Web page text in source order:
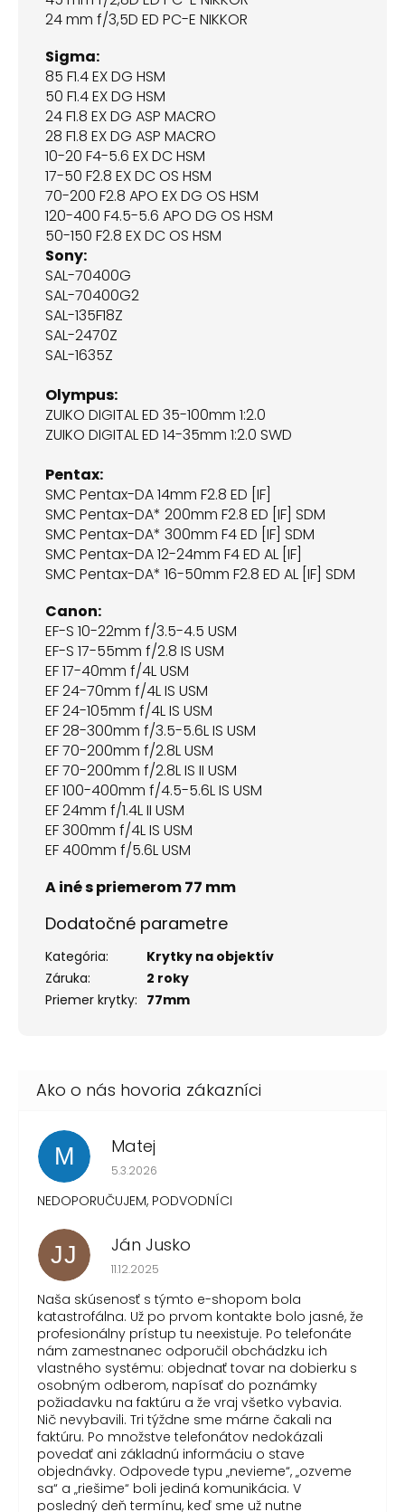
24 mm f/3,5D ED PC-E NIKKOR
Sigma:
85 F1.4 EX DG HSM
50 F1.4 EX DG HSM
24 F1.8 EX DG ASP MACRO
28 F1.8 EX DG ASP MACRO
10-20 F4-5.6 EX DC HSM
17-50 F2.8 EX DC OS HSM
70-200 F2.8 APO EX DG OS HSM
120-400 F4.5-5.6 APO DG OS HSM
50-150 F2.8 EX DC OS HSM
Sony:
SAL-70400G
SAL-70400G2
SAL-135F18Z
SAL-2470Z
SAL-1635Z
Olympus:
ZUIKO DIGITAL ED 35-100mm 1:2.0
ZUIKO DIGITAL ED 14-35mm 1:2.0 SWD
Pentax:
SMC Pentax-DA 14mm F2.8 ED [IF]
SMC Pentax-DA* 200mm F2.8 ED [IF] SDM
SMC Pentax-DA* 300mm F4 ED [IF] SDM
SMC Pentax-DA 12-24mm F4 ED AL [IF]
SMC Pentax-DA* 16-50mm F2.8 ED AL [IF] SDM
Canon:
EF-S 10-22mm f/3.5-4.5 USM
EF-S 17-55mm f/2.8 IS USM
EF 17-40mm f/4L USM
EF 24-70mm f/4L IS USM
EF 24-105mm f/4L IS USM
EF 28-300mm f/3.5-5.6L IS USM
EF 70-200mm f/2.8L USM
EF 70-200mm f/2.8L IS II USM
EF 100-400mm f/4.5-5.6L IS USM
EF 24mm f/1.4L II USM
EF 300mm f/4L IS USM
EF 400mm f/5.6L USM
A iné s priemerom 77 mm
Dodatočné parametre
Kategória:
Krytky na objektív
Záruka:
2 roky
Priemer krytky: 77mm
M Matej
Hodnotenie obchodu je 1 z 5 hviezdičiek.
5.3.2026
NEDOPORUČUJEM, PODVODNÍCI
JJ Ján Jusko
Hodnotenie obchodu je 1 z 5 hviezdičiek.
11.12.2025
Naša skúsenosť s týmto e-shopom bola
katastrofálna. Už po prvom kontakte bolo jasné, že
profesionálny prístup tu neexistuje. Po telefonáte
nám zamestnanec odporučil obchádzku ich
vlastného systému: objednať tovar na dobierku s
osobným odberom, napísať do poznámky
požiadavku na faktúru a že vraj všetko vybavia.
Nič nevybavili. Tri týždne sme márne čakali na
faktúru. Po množstve telefonátov nedokázali
povedať ani základnú informáciu o stave
objednávky. Odpovede typu „nevieme“, „ozveme
sa“ a „riešime“ boli jediná komunikácia. V
posledný deň termínu, keď sme už nutne